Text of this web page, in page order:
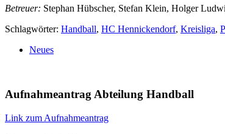
Betreuer: Stephan Hübscher, Stefan Klein, Holger
Schlagwörter: Handball, HC Hennickendorf, Kreisliga,
Neues
Aufnahmeantrag Abteilung Handball
Link zum Aufnahmeantrag